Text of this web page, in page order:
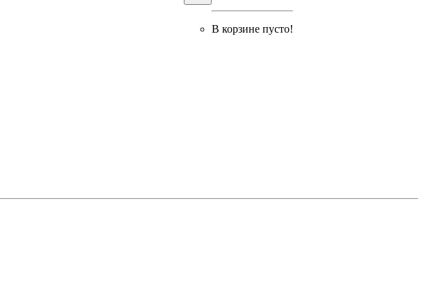
В корзине пусто!